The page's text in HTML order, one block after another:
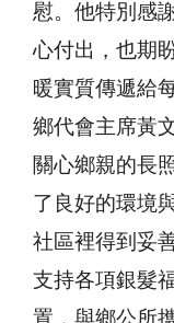
慰。他特別感
心付出，也期
暖實質傳遞給
鄉代會主席黃
關心鄉親的長
了良好的環境
社區裡得到妥
支持各項銀髮